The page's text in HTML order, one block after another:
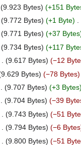
9.923 Bytes +151
9.772 Bytes +1 Byte
9.771 Bytes +37 Bytes
9.734 Bytes +117
9.617 Bytes −12
9.629 Bytes −78 Bytes
9.707 Bytes +3 Bytes
9.704 Bytes −39
9.743 Bytes −51
9.794 Bytes −6 Bytes
9.800 Bytes −51